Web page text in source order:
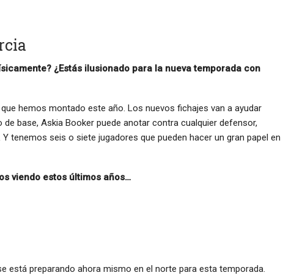
¿Estás ilusionado para la nueva temporada con
hemos montado este año. Los nuevos fichajes van a ayudar
base, Askia Booker puede anotar contra cualquier defensor,
tenemos seis o siete jugadores que pueden hacer un gran papel en
viendo estos últimos años…
está preparando ahora mismo en el norte para esta temporada.